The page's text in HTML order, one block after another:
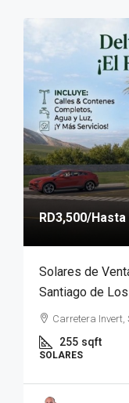
RD3,500/Hasta
Solares de
Santiago de
Carretera Invert,
255 sqft
SOLARES